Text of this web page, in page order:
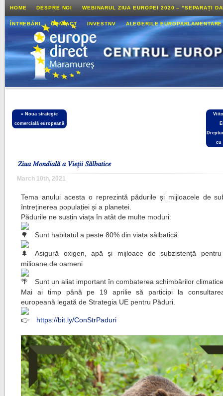
HOME DESPRE NOI WEBINARUL ZIUA EUROPEI 2020 – ”SEPARAȚI
ÎNTREBĂRI CONTACT INVESTNV ALEGERILE
« Noua strategie
comercială europeană
cu
𝑍𝑖𝑢𝑎 𝑀𝑜𝑛𝑑𝑖𝑎𝑙𝑎̆ 𝑎 𝑉𝑖𝑒𝑡̦𝑖𝑖 𝑆𝑎̆𝑙𝑏𝑎𝑡𝑖𝑐𝑒
March 10th, 2021
Tema anului acesta o reprezintă pădurile și mijloacele de
întreținerea populației și a planetei.
Pădurile ne susțin viața în atât de multe moduri:
Sunt habitatul a peste 80% din viața sălbatică
Asigură oxigen, apă și mijloace de subzistență
milioane de oameni
Sunt un aliat important în combaterea schimbărilor
Mai ai timp până pe 19 aprilie să participi la
europeană legată de Strategia UE pentru Păduri.
https://bit.ly/ConStrPaduri